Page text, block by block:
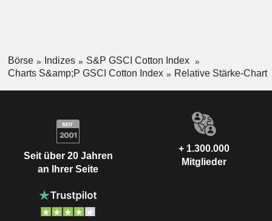
Börse Indizes
S&P GSCI Cotton Index
Charts S&amp;P GSCI Cotton Index
Relative Stärke-Chart
Seit über 20 Jahren
an Ihrer Seite
+ 1.300.000
Mitglieder